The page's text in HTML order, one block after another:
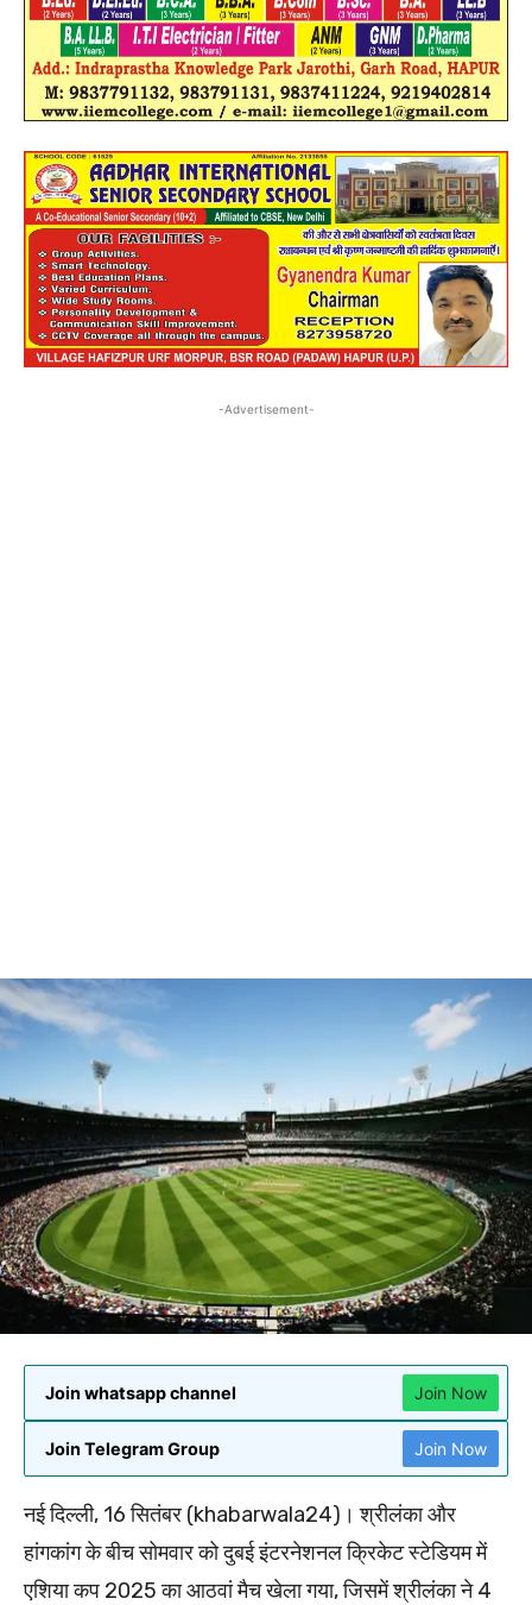
-Advertisement-
Join whatsapp channel Join Now
Join Telegram Group Join Now
नई दिल्ली, 16 सितंबर (khabarwala24)। श्रीलंका और
हांगकांग के बीच सोमवार को दुबई इंटरनेशनल क्रिकेट स्टेडियम में
एशिया कप 2025 का आठवां मैच खेला गया, जिसमें श्रीलंका ने 4